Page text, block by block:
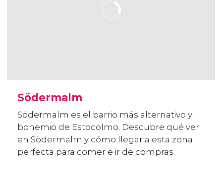
Södermalm
Södermalm es el barrio más alternativo y
bohemio de Estocolmo. Descubre qué ver
en Södermalm y cómo llegar a esta zona
perfecta para comer e ir de compras.